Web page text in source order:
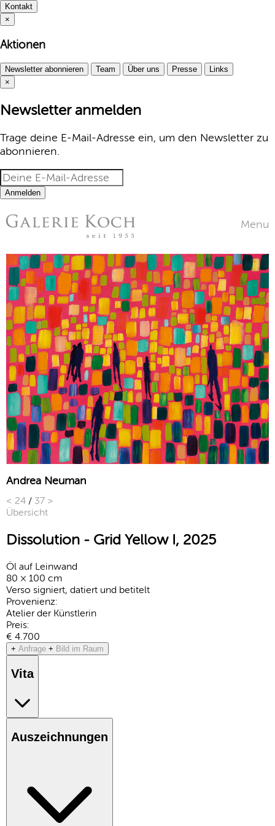
Kontakt
×
Aktionen
Newsletter abonnieren Team Über uns Presse
Links
×
Newsletter anmelden
Trage deine E-Mail-Adresse ein, um den Newsletter zu
abonnieren.
Anmelden
Menu
Andrea Neuman
< 24 / 37 >
Übersicht
Dissolution - Grid Yellow I, 2025
Öl auf Leinwand
80 × 100 cm
Verso signiert, datiert und betitelt
Provenienz:
Atelier der Künstlerin
Preis:
€ 4.700
+ Anfrage + Bild im Raum
Vita
Auszeichnungen